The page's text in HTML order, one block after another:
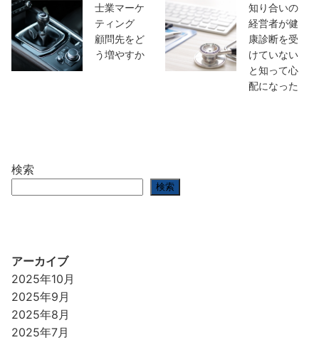
士業マーケ
ティング
顧問先をど
う増やすか
知り合いの
経営者が健
康診断を受
けていない
と知って心
配になった
検索
検索
アーカイブ
2025年10月
2025年9月
2025年8月
2025年7月